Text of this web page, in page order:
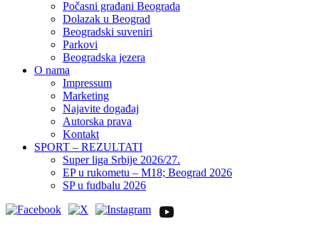
Počasni građani Beograda
Dolazak u Beograd
Beogradski suveniri
Parkovi
Beogradska jezera
O nama
Impressum
Marketing
Najavite događaj
Autorska prava
Kontakt
SPORT – REZULTATI
Super liga Srbije 2026/27.
EP u rukometu – M18; Beograd 2026
SP u fudbalu 2026